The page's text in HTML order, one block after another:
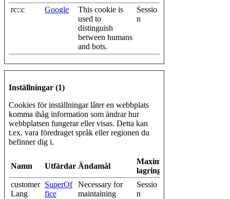
rc::c Google
This cookie is
used to
distinguish
between humans
and bots.
Sessio
n
Inställningar (1)
Cookies för inställningar låter en webbplats
komma ihåg information som ändrar hur
webbplatsen fungerar eller visas. Detta kan
t.ex. vara föredraget språk eller regionen du
befinner dig i.
Namn UtfärdareÄndamål
Maximal
lagringstid
customer
Lang
SuperOf
fice
Necessary for
maintaining
Sessio
n